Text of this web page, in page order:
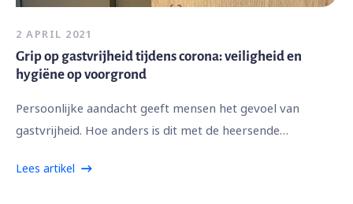
2 APRIL 2021
Grip op gastvrijheid tijdens corona: veiligheid en
hygiëne op voorgrond
Persoonlijke aandacht geeft mensen het gevoel van
gastvrijheid. Hoe anders is dit met de heersende…
Lees artikel